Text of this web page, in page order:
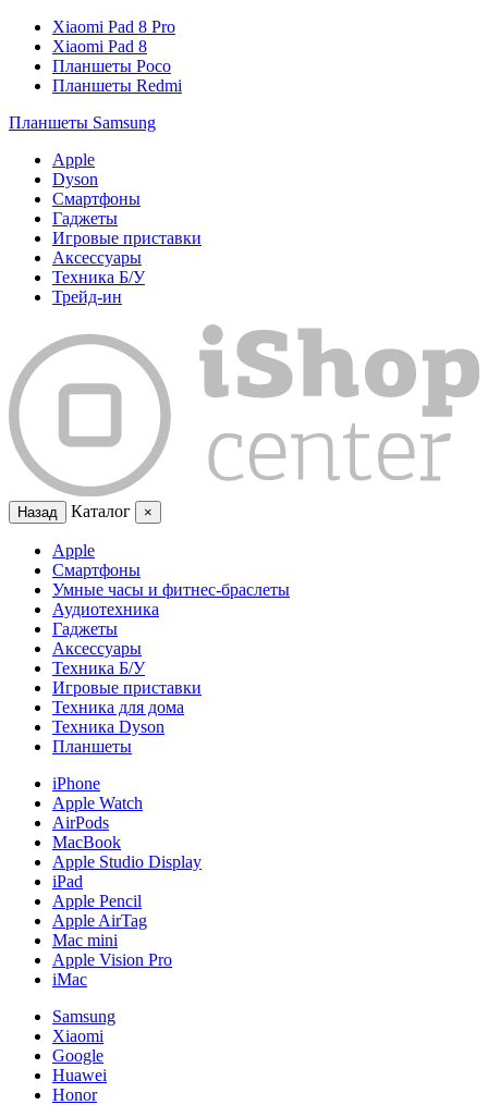
Xiaomi Pad 8 Pro
Xiaomi Pad 8
Планшеты Poco
Планшеты Redmi
Планшеты Samsung
Apple
Dyson
Смартфоны
Гаджеты
Игровые приставки
Аксессуары
Техника Б/У
Трейд-ин
Назад Каталог ×
Apple
Смартфоны
Умные часы и фитнес-браслеты
Аудиотехника
Гаджеты
Аксессуары
Техника Б/У
Игровые приставки
Техника для дома
Техника Dyson
Планшеты
iPhone
Apple Watch
AirPods
MacBook
Apple Studio Display
iPad
Apple Pencil
Apple AirTag
Mac mini
Apple Vision Pro
iMac
Samsung
Xiaomi
Google
Huawei
Honor